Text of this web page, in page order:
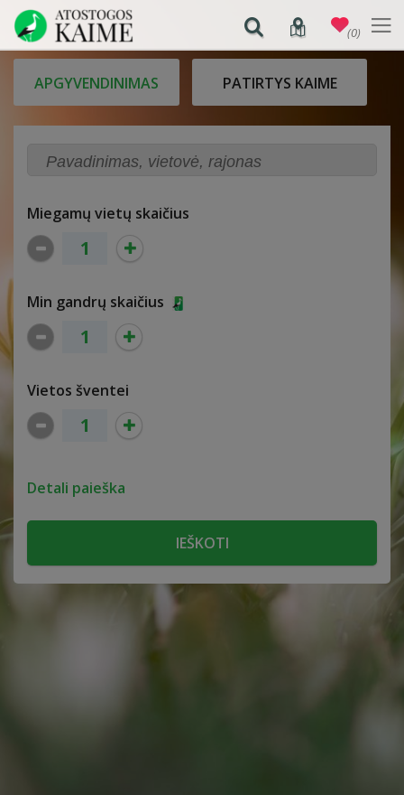
APGYVENDINIMAS PATIRTYS KAIME
Miegamų vietų skaičius
Min gandrų skaičius
Vietos šventei
Detali paieška
(0)